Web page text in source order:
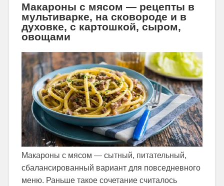
Макароны с мясом — рецепты в
мультиварке, на сковороде и в
духовке, с картошкой, сыром,
овощами
Макароны с мясом — сытный, питательный,
сбалансированный вариант для повседневного
меню. Раньше такое сочетание считалось